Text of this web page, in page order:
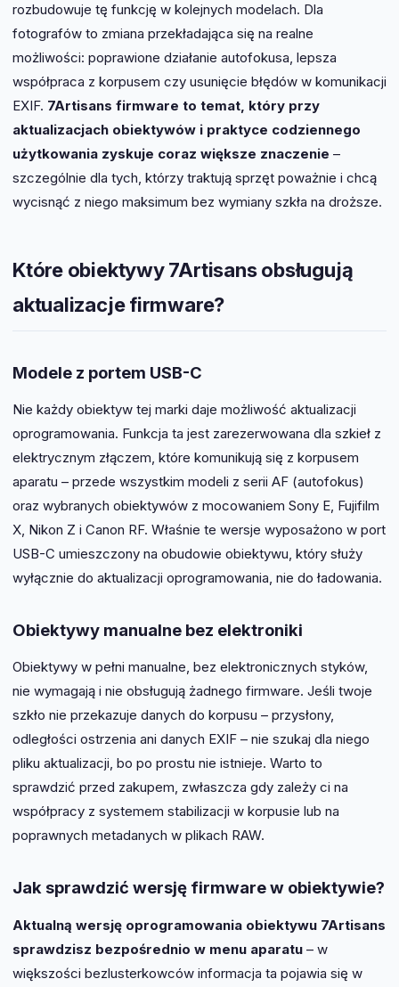
rozbudowuje tę funkcję w kolejnych modelach. Dla
fotografów to zmiana przekładająca się na realne
możliwości: poprawione działanie autofokusa, lepsza
współpraca z korpusem czy usunięcie błędów w komunikacji
EXIF. 7Artisans firmware to temat, który przy
aktualizacjach obiektywów i praktyce codziennego
użytkowania zyskuje coraz większe znaczenie –
szczególnie dla tych, którzy traktują sprzęt poważnie i chcą
wycisnąć z niego maksimum bez wymiany szkła na droższe.
Które obiektywy 7Artisans obsługują
aktualizacje firmware?
Modele z portem USB-C
Nie każdy obiektyw tej marki daje możliwość aktualizacji
oprogramowania. Funkcja ta jest zarezerwowana dla szkieł z
elektrycznym złączem, które komunikują się z korpusem
aparatu – przede wszystkim modeli z serii AF (autofokus)
oraz wybranych obiektywów z mocowaniem Sony E, Fujifilm
X, Nikon Z i Canon RF. Właśnie te wersje wyposażono w port
USB-C umieszczony na obudowie obiektywu, który służy
wyłącznie do aktualizacji oprogramowania, nie do ładowania.
Obiektywy manualne bez elektroniki
Obiektywy w pełni manualne, bez elektronicznych styków,
nie wymagają i nie obsługują żadnego firmware. Jeśli twoje
szkło nie przekazuje danych do korpusu – przysłony,
odległości ostrzenia ani danych EXIF – nie szukaj dla niego
pliku aktualizacji, bo po prostu nie istnieje. Warto to
sprawdzić przed zakupem, zwłaszcza gdy zależy ci na
współpracy z systemem stabilizacji w korpusie lub na
poprawnych metadanych w plikach RAW.
Jak sprawdzić wersję firmware w obiektywie?
Aktualną wersję oprogramowania obiektywu 7Artisans
sprawdzisz bezpośrednio w menu aparatu – w
większości bezlusterkowców informacja ta pojawia się w